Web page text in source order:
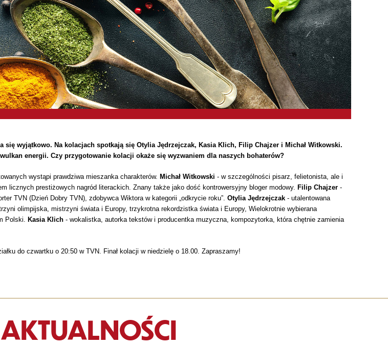
się wyjątkowo. Na kolacjach spotkają się Otylia Jędrzejczak, Kasia Klich, Filip Chajzer i Michał Witkowski.
energii. Czy przygotowanie kolacji okaże się wyzwaniem dla naszych bohaterów?
wystąpi prawdziwa mieszanka charakterów. Michał Witkowski - w szczególności pisarz, felietonista, ale i
licznych prestiżowych nagród literackich. Znany także jako dość kontrowersyjny bloger modowy. Filip Chajzer -
TVN (Dzień Dobry TVN), zdobywca Wiktora w kategorii „odkrycie roku”. Otylia Jędrzejczak - utalentowana
olimpijska, mistrzyni świata i Europy, trzykrotna rekordzistka świata i Europy, Wielokrotnie wybierana
Polski. Kasia Klich - wokalistka, autorka tekstów i producentka muzyczna, kompozytorka, która chętnie zamienia
do czwartku o 20:50 w TVN. Finał kolacji w niedzielę o 18.00. Zapraszamy!